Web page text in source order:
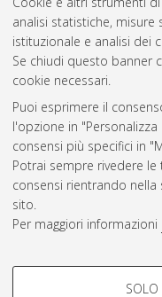
analisi statistiche, misure
istituzionale e analisi dei
Se chiudi questo banner
cookie necessari.
Puoi esprimere il
l'opzione in
consensi più specifici in
Potrai sempre rivedere
consensi rientrando
sito.
Per maggiori informazioni
COOKIE DI
SOLO
Questa lista e'
Atom
Rss 1.0
Rss 2.0
ISSN: 2038-7946
Impostazioni Cookie
Informativa sulla